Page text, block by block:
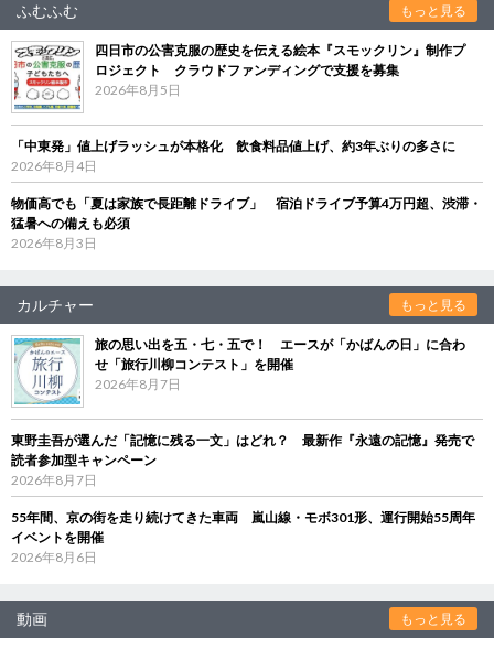
ふむふむ もっと見る
四日市の公害克服の歴史を伝える絵本『スモックリン』制作プ
ロジェクト クラウドファンディングで支援を募集
2026年8月5日
「中東発」値上げラッシュが本格化 飲食料品値上げ、約3年ぶりの多さに
2026年8月4日
物価高でも「夏は家族で長距離ドライブ」 宿泊ドライブ予算4万円超、渋滞・
猛暑への備えも必須
2026年8月3日
カルチャー もっと見る
旅の思い出を五・七・五で！ エースが「かばんの日」に合わ
せ「旅行川柳コンテスト」を開催
2026年8月7日
東野圭吾が選んだ「記憶に残る一文」はどれ？ 最新作『永遠の記憶』発売で
読者参加型キャンペーン
2026年8月7日
55年間、京の街を走り続けてきた車両 嵐山線・モボ301形、運行開始55周年
イベントを開催
2026年8月6日
動画 もっと見る